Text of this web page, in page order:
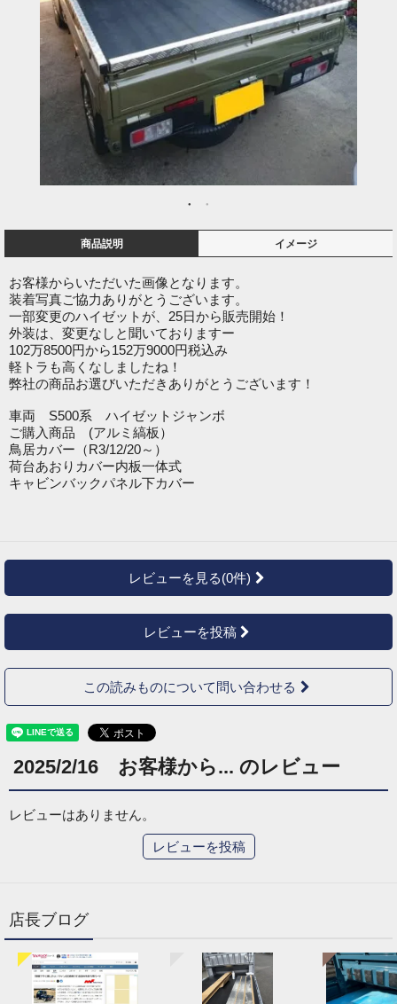
商品説明 イメージ
お客様からいただいた画像となります。
装着写真ご協力ありがとうございます。
一部変更のハイゼットが、25日から販売開始！
外装は、変更なしと聞いておりますー
102万8500円から152万9000円税込み
軽トラも高くなしましたね！
弊社の商品お選びいただきありがとうございます！
車両 S500系 ハイゼットジャンボ
ご購入商品 (アルミ縞板）
鳥居カバー（R3/12/20～）
荷台あおりカバー内板一体式
キャビンバックパネル下カバー
レビューを見る(0件)
レビューを投稿
この読みものについて問い合わせる
2025/2/16 お客様から... のレビュー
レビューはありません。
レビューを投稿
店長ブログ